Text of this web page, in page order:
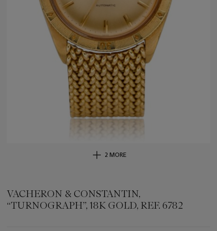
2 MORE
VACHERON & CONSTANTIN,
“TURNOGRAPH”, 18K GOLD, REF. 6782